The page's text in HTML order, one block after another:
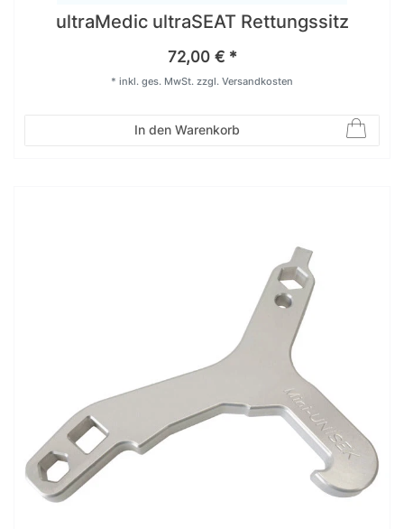
ultraMedic ultraSEAT Rettungssitz
72,00 € *
In den Warenkorb
* inkl. ges. MwSt. zzgl. Versandkosten